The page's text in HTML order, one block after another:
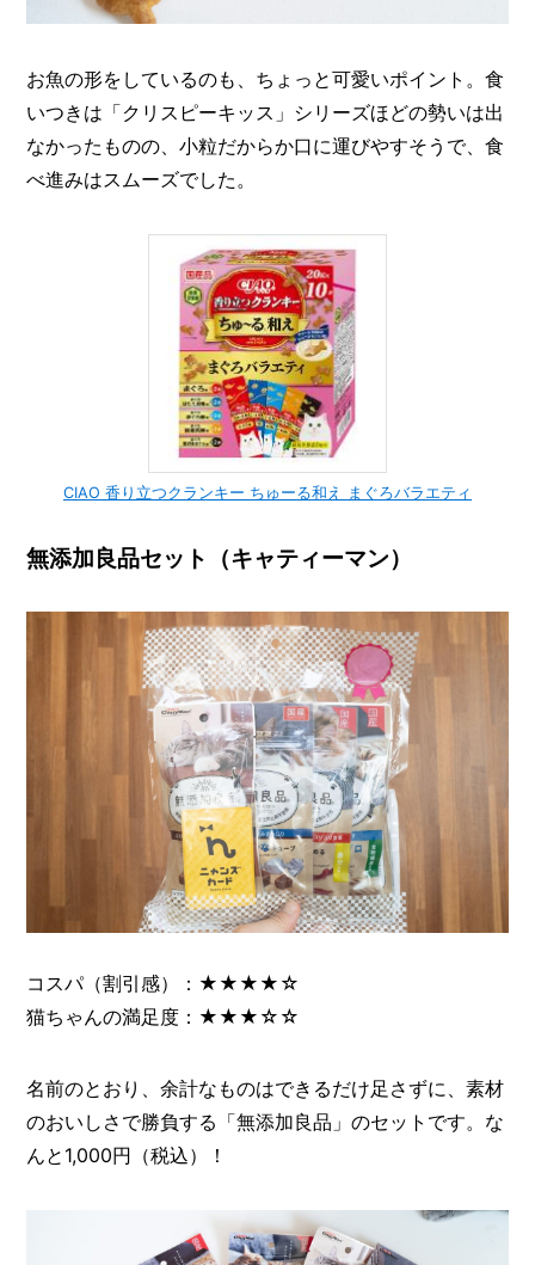
お魚の形をしているのも、ちょっと可愛いポイント。食
いつきは「クリスピーキッス」シリーズほどの勢いは出
なかったものの、小粒だからか口に運びやすそうで、食
べ進みはスムーズでした。
CIAO 香り立つクランキー ちゅーる和え まぐろバラエティ
無添加良品セット（キャティーマン）
コスパ（割引感）：★★★★☆
猫ちゃんの満足度：★★★☆☆
名前のとおり、余計なものはできるだけ足さずに、素材
のおいしさで勝負する「無添加良品」のセットです。な
んと1,000円（税込）！